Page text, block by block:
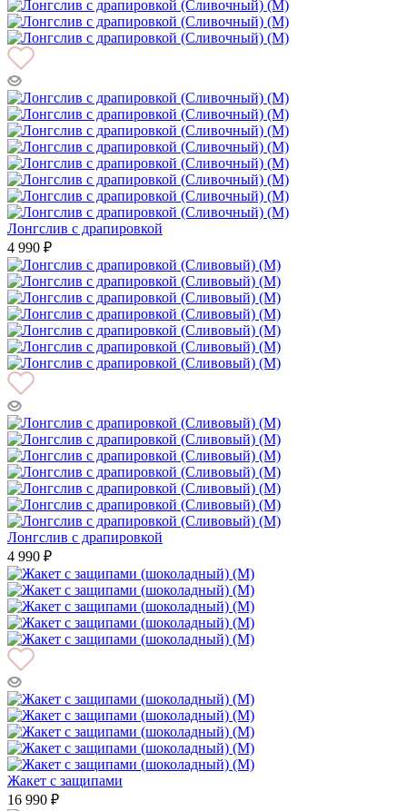
Лонгслив с драпировкой
4 990 ₽
Лонгслив с драпировкой
4 990 ₽
Жакет с защипами
16 990 ₽